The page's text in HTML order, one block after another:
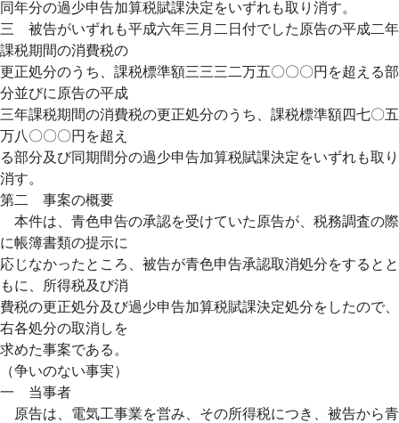
同年分の過少申告加算税賦課決定をいずれも取り消す。
三 被告がいずれも平成六年三月二日付でした原告の平成二年
課税期間の消費税の
更正処分のうち、課税標準額三三三二万五〇〇〇円を超える部
分並びに原告の平成
三年課税期間の消費税の更正処分のうち、課税標準額四七〇五
万八〇〇〇円を超え
る部分及び同期間分の過少申告加算税賦課決定をいずれも取り
消す。
第二 事案の概要
本件は、青色申告の承認を受けていた原告が、税務調査の際
に帳簿書類の提示に
応じなかったところ、被告が青色申告承認取消処分をするとと
もに、所得税及び消
費税の更正処分及び過少申告加算税賦課決定処分をしたので、
右各処分の取消しを
求めた事案である。
（争いのない事実）
一 当事者
原告は、電気工事業を営み、その所得税につき、被告から青